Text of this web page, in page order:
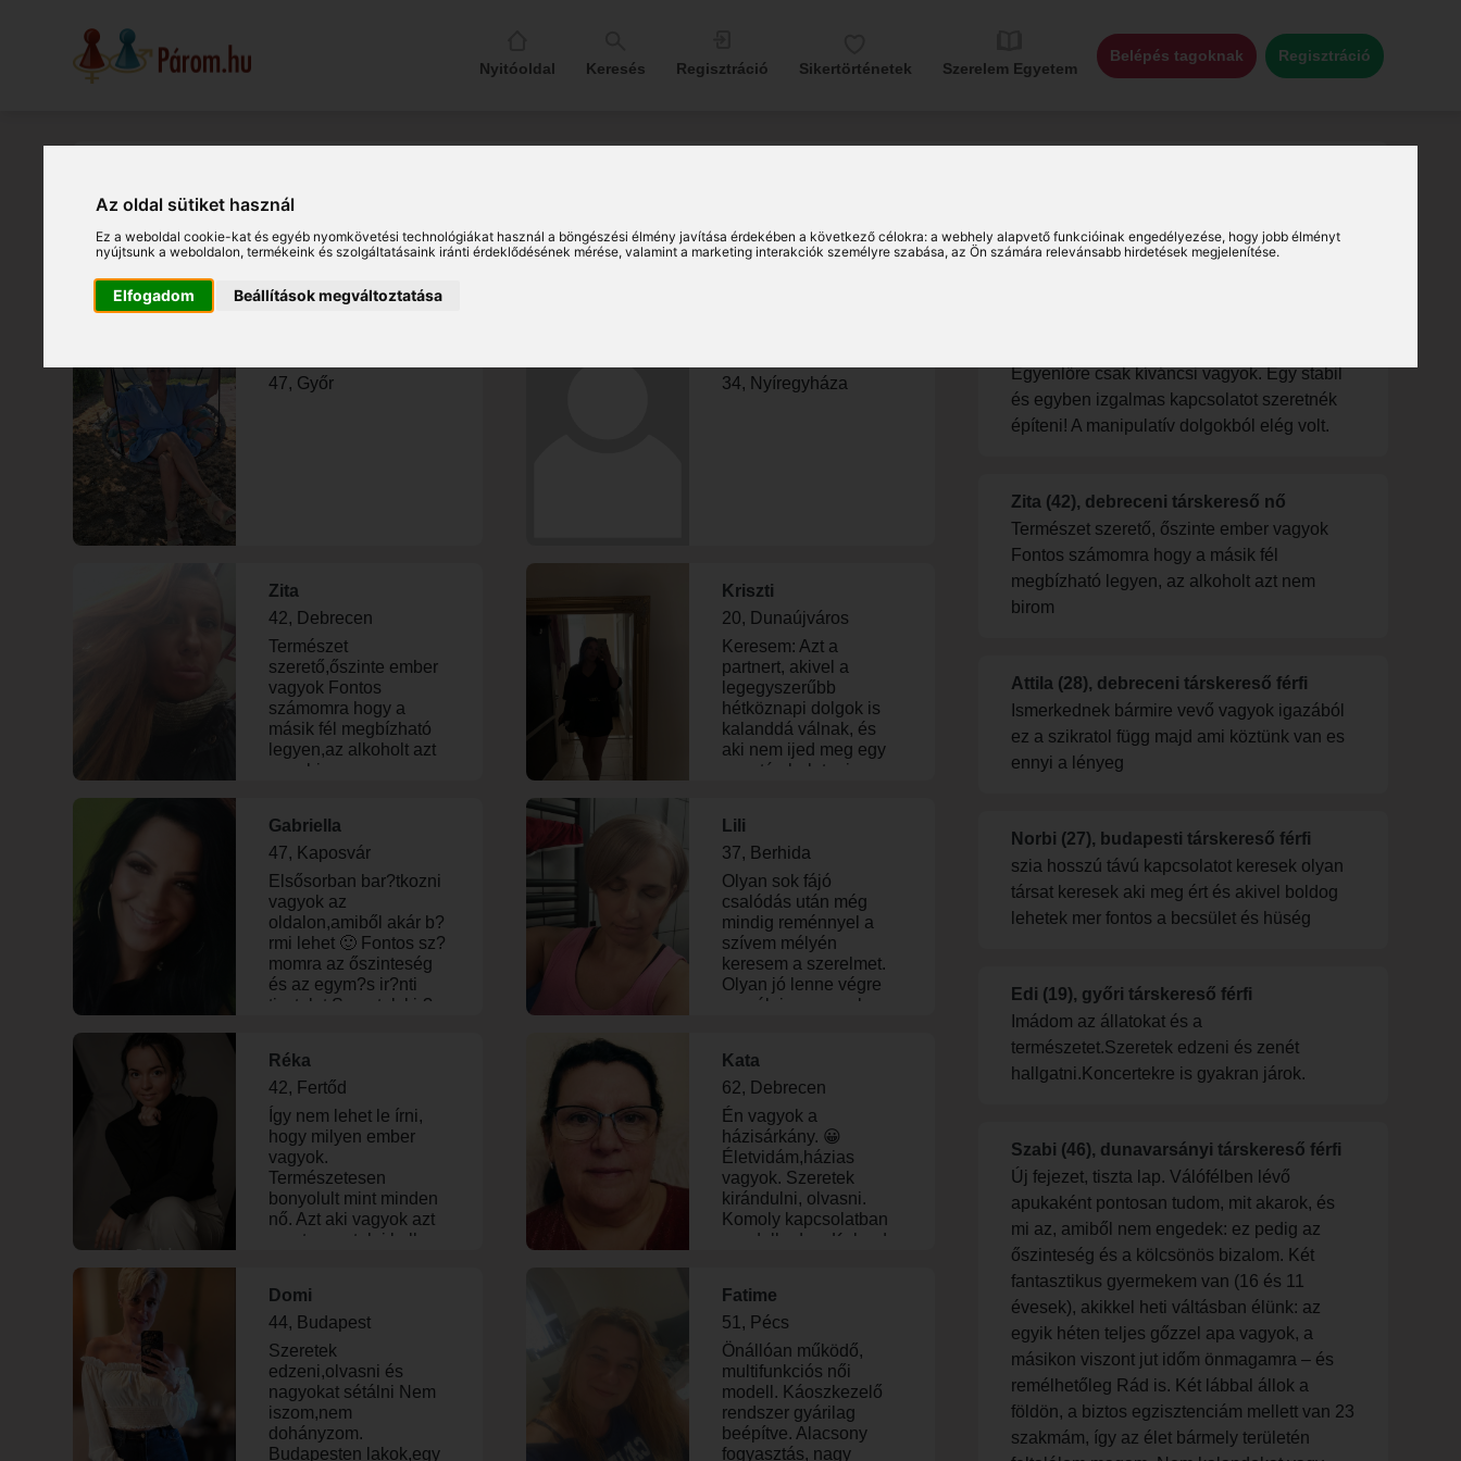
Az oldal sütiket használ
Ez a weboldal cookie-kat és egyéb nyomkövetési technológiákat használ a böngészési élmény javítása érdekében a következő célokra:a webhely alapvető funkcióinak engedélyezése, hogy jobb élményt
nyújtsunk a weboldalon,termékeink és szolgáltatásaink iránti érdeklődésének mérése, valamint a marketing interakciók személyre szabása,az Ön számára relevánsabb hirdetések megjelenítése.
Elfogadom Beállítások megváltoztatása
Nyitóoldal Keresés Regisztráció Sikertörténetek Szerelem Egyetem
Belépés tagoknak Regisztráció
Csevegni vágyó hölgyek:
47, Győr
34, Nyíregyháza
Zita
42, Debrecen
Természet
szerető,őszinte ember
vagyok Fontos
számomra hogy a
másik fél megbízható
legyen,az alkoholt azt
nem birom
Kriszti
20, Dunaújváros
Keresem: Azt a
partnert, akivel a
legegyszerűbb
hétköznapi dolgok is
kalanddá válnak, és
aki nem ijed meg egy
spontán balatoni
Gabriella
47, Kaposvár
Elsősorban bar?tkozni
vagyok az
oldalon,amiből akár b?
rmi lehet 🙂 Fontos sz?
momra az őszinteség
és az egym?s ir?nti
tisztelet Szeretek kir?
Lili
37, Berhida
Olyan sok fájó
csalódás után még
mindig reménnyel a
szívem mélyén
keresem a szerelmet.
Olyan jó lenne végre
megélni, nem csak
Réka
42, Fertőd
Így nem lehet le írni,
hogy milyen ember
vagyok.
Természetesen
bonyolult mint minden
nő. Azt aki vagyok azt
megtapasztalni kell
Kata
62, Debrecen
Én vagyok a
házisárkány. 😀
Életvidám,házias
vagyok. Szeretek
kirándulni, olvasni.
Komoly kapcsolatban
gondolkodom Kaland
Domi
44, Budapest
Szeretek
edzeni,olvasni és
nagyokat sétálni Nem
iszom,nem
dohányzom.
Budapesten lakok,egy
Fatime
51, Pécs
Önállóan működő,
multifunkciós női
modell. Káoszkezelő
rendszer gyárilag
beépítve. Alacsony
fogyasztás, nagy
Egyenlőre csak kíváncsi vagyok. Egy stabil
és egyben izgalmas kapcsolatot szeretnék
építeni! A manipulatív dolgokból elég volt.
Zita (42), debreceni társkereső nő
Természet szerető, őszinte ember vagyok
Fontos számomra hogy a másik fél
megbízható legyen, az alkoholt azt nem
birom
Attila (28), debreceni társkereső férfi
Ismerkednek bármire vevő vagyok igazából
ez a szikratol függ majd ami köztünk van es
ennyi a lényeg
Norbi (27), budapesti társkereső férfi
szia hosszú távú kapcsolatot keresek olyan
társat keresek aki meg ért és akivel boldog
lehetek mer fontos a becsület és hüség
Edi (19), győri társkereső férfi
Imádom az állatokat és a
természetet.Szeretek edzeni és zenét
hallgatni.Koncertekre is gyakran járok.
Szabi (46), dunavarsányi társkereső férfi
Új fejezet, tiszta lap. Válófélben lévő
apukaként pontosan tudom, mit akarok, és
mi az, amiből nem engedek: ez pedig az
őszinteség és a kölcsönös bizalom. Két
fantasztikus gyermekem van (16 és 11
évesek), akikkel heti váltásban élünk: az
egyik héten teljes gőzzel apa vagyok, a
másikon viszont jut időm önmagamra – és
remélhetőleg Rád is. Két lábbal állok a
földön, a biztos egzisztenciám mellett van 23
szakmám, így az élet bármely területén